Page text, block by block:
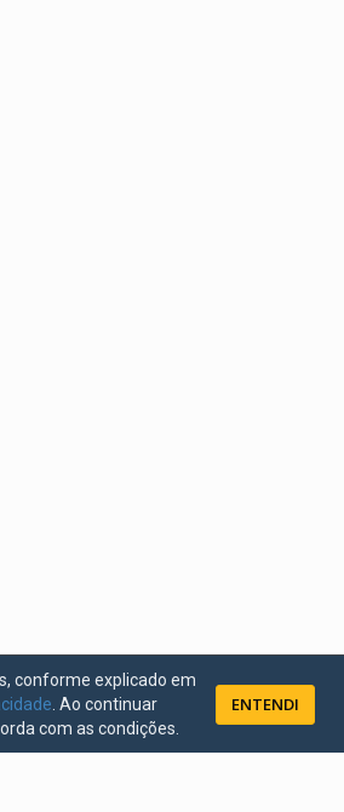
conforme explicado em
. Ao continuar
com as condições.
ENTENDI